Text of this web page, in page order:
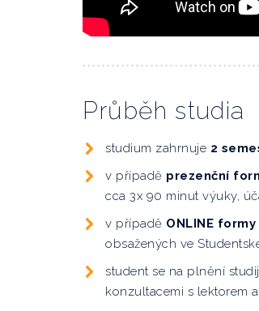
Průběh studia
studium zahrnuje 2
v případě prezenční
cca 3x 90 minut výuky,
v případě ONLINE formy
obsažených ve
student se na plnění
konzultacemi s lektorem